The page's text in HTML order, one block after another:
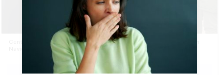
Centros de salud en Jerez, colapsados y cerrados por las tardes en
Navidad. En la imagen, colas en San Dionisio este lunes.